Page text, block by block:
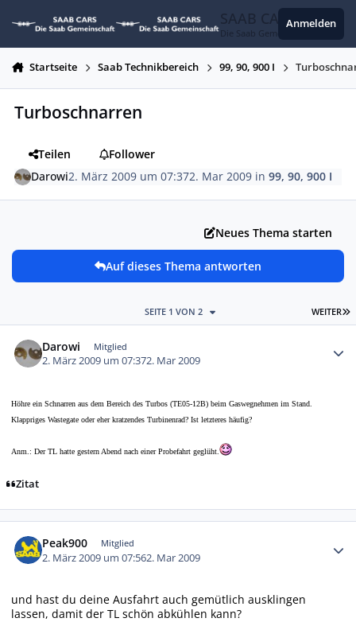
SAAB CARS
Die Saab Gemeinschaft
Anmelden
Startseite Saab Technikbereich 99, 90, 900 I
Turboschnarren
Teilen
Follower
Darowi2. März 2009 um 07:372. Mar 2009 in99, 90, 900 I
Neues Thema starten
Auf dieses Thema antworten
WEITER
SEITE 1 VON 2
Darowi Mitglied
2. März 2009 um 07:372. Mar 2009
Höhre ein Schnarren aus dem Bereich des Turbos (TE05-12B) beim Gaswegnehmen im Stand.
Klappriges Wastegate oder eher kratzendes Turbinenrad? Ist letzteres häufig?
Anm.: Der TL hatte gestern Abend nach einer Probefahrt geglüht.
Zitat
Peak900 Mitglied
2. März 2009 um 07:562. Mar 2009
und hast du deine Ausfahrt auch gemütlich ausklingen
lassen, damit der TL schön abkühlen kann?